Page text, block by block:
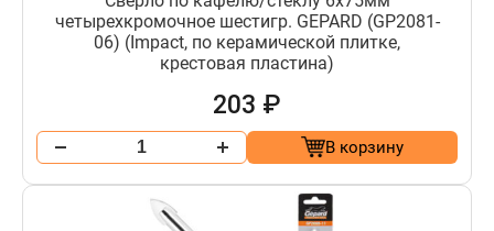
четырехкромочное шестигр. GEPARD (GP2081-
06) (Impact, по керамической плитке,
крестовая пластина)
203 ₽
В корзину